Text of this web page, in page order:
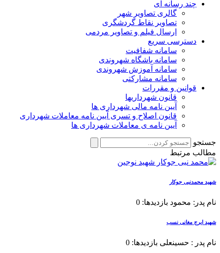
چند رسانه ای
گالری تصاویر شهر
تصاویر نقاط گردشگری
ارسال فیلم و تصاویر مردمی
دسترسی سریع
سامانه شفافیت
سامانه باشگاه شهروندی
سامانه آموزش شهروندی
سامانه مشارکتی
قوانین و مقررات
قانون شهرداریها
آیین نامه مالی شهرداری ها
قانون اصلاح و تسری آیین نامه معاملات شهرداری
آیین نامه ی معاملات شهرداری ها
جستجو
مطالب مرتبط
شهید محمدنبی جوکار
نام پدر: محمود بازدیدها: 0
شهید ایرج مغانی نسب
نام پدر : حسینعلی بازدیدها: 0